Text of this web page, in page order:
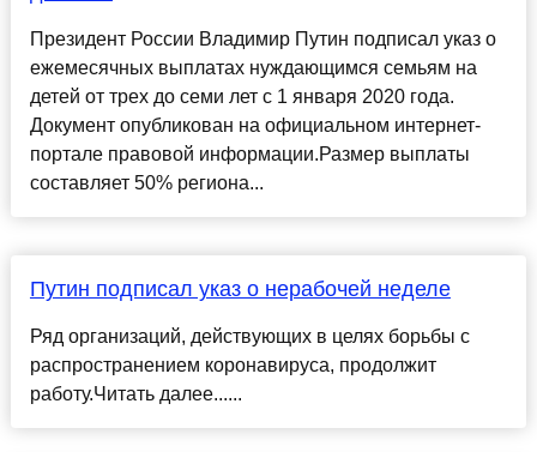
Президент России Владимир Путин подписал указ о
ежемесячных выплатах нуждающимся семьям на
детей от трех до семи лет с 1 января 2020 года.
Документ опубликован на официальном интернет-
портале правовой информации.Размер выплаты
составляет 50% региона...
Путин подписал указ о нерабочей неделе
Ряд организаций, действующих в целях борьбы с
распространением коронавируса, продолжит
работу.Читать далее......